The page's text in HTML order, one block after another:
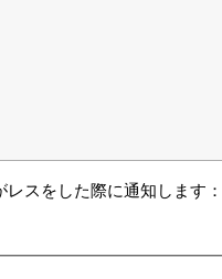
スをした際に通知します：